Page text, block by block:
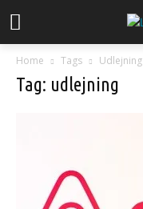
Home Tags Udlejning
Tag: udlejning